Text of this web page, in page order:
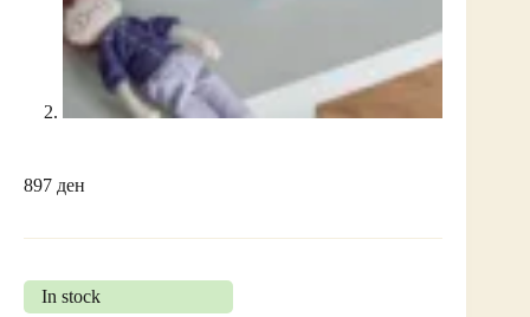
897 ден
In stock